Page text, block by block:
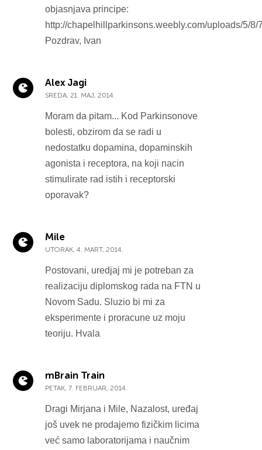
objasnjava principe:
http://chapelhillparkinsons.weebly.com/uploads/5/
Pozdrav, Ivan
Alex Jagi
SREDA, 21. MAJ, 2014.
Moram da pitam... Kod Parkinsonove
bolesti, obzirom da se radi u
nedostatku dopamina, dopaminskih
agonista i receptora, na koji nacin
stimulirate rad istih i receptorski
oporavak?
Mile
UTORAK, 4. MART, 2014.
Postovani, uredjaj mi je potreban za
realizaciju diplomskog rada na FTN u
Novom Sadu. Sluzio bi mi za
eksperimente i proracune uz moju
teoriju. Hvala
mBrain Train
PETAK, 7. FEBRUAR, 2014.
Dragi Mirjana i Mile, Nazalost, uređaj
još uvek ne prodajemo fizičkim licima
već samo laboratorijama i naučnim